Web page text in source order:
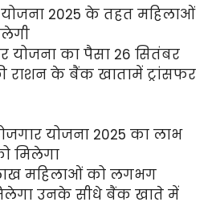
योजना 2025 के तहत महिलाओं
योजना का पैसा 26 सितंबर
राशन के बैंक खातामें ट्रांसफर
योजना 2025 का लाभ
मिलेगा
महिलाओं को लगभग
उनके सीधे बैंक खाते में